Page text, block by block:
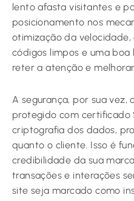
lento afasta visitantes e
posicionamento nos
otimização da velocidade,
códigos limpos e uma
reter a atenção e
A segurança, por sua vez,
protegido com certificado
criptografia dos dados,
quanto o cliente. Isso é
credibilidade da sua
transações e interações
site seja marcado como